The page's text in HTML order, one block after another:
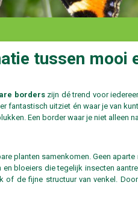
tussen mooi
borderszijn dé trend voor
uitziet én waar je van
Een border waar je niet alleen
planten samenkomen. Geen
bloeiers die tegelijk insecten
de fijne structuur van venkel.